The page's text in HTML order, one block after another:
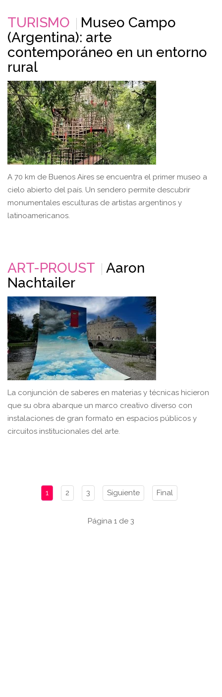
TURISMO
Museo Campo
(Argentina): arte
contemporáneo en un entorno
rural
A 70 km de Buenos Aires se encuentra el primer museo a
cielo abierto del país. Un sendero permite descubrir
monumentales esculturas de artistas argentinos y
latinoamericanos.
ART-PROUST
Aaron
Nachtailer
La conjunción de saberes en materias y técnicas hicieron
que su obra abarque un marco creativo diverso con
instalaciones de gran formato en espacios públicos y
circuitos institucionales del arte.
1 2 3 Siguiente Final
Página 1 de 3